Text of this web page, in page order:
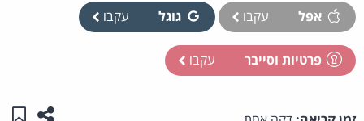
אפל עקבו גוגל עקבו
פרטיות וסייבר עקבו
שתפו